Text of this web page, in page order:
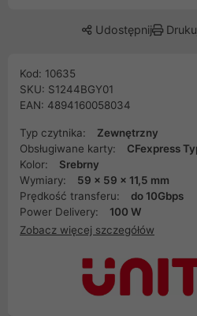
Udostępnij
Kod: 10635
SKU: S1244BGY01
EAN: 4894160058034
Typ czytnika:
Zewnętrzny
Obsługiwane karty:
CFexpress
Kolor:
Srebrny
Wymiary:
59 x 59 x 11,5 mm
Prędkość transferu:
do 10Gbps
Power Delivery:
100 W
Zobacz więcej szczegółów